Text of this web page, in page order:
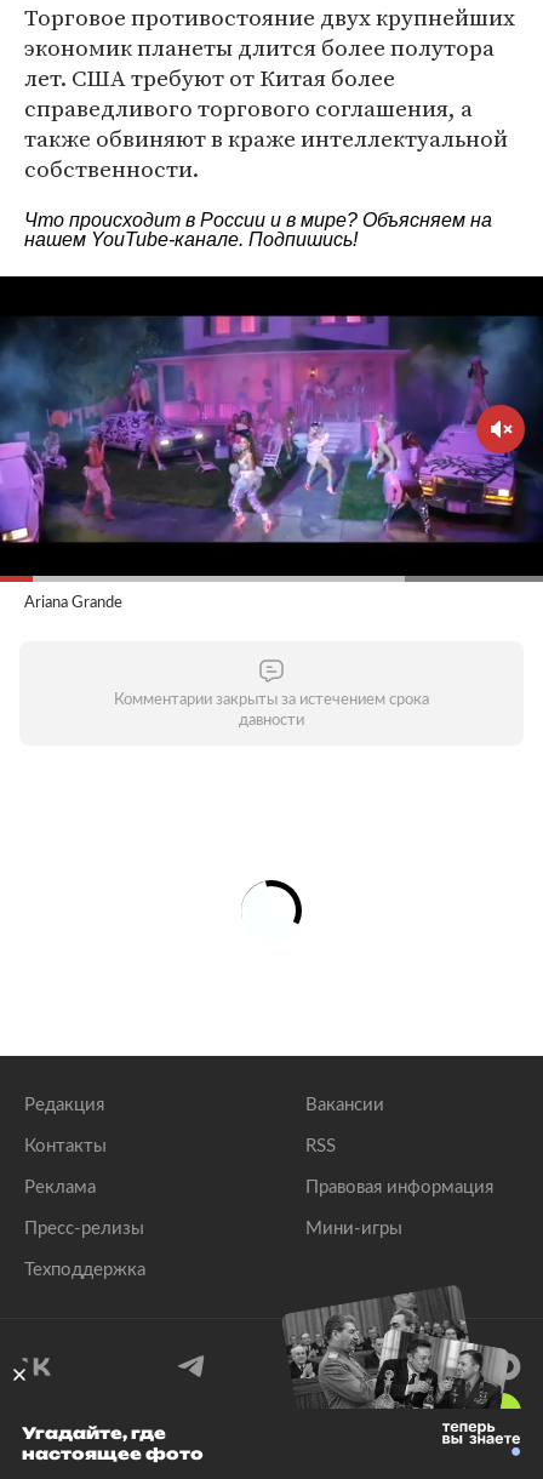
Торговое противостояние двух крупнейших
экономик планеты длится более полутора
лет. США требуют от Китая более
справедливого торгового соглашения, а
также обвиняют в краже интеллектуальной
собственности.
Что происходит в России и в мире? Объясняем на
нашем YouTube-канале. Подпишись!
Ariana Grande
Комментарии закрыты за истечением срока
давности
Редакция
Контакты
Реклама
Пресс-релизы
Техподдержка
Вакансии
RSS
Правовая информация
Мини-игры
© 1999–2026 Все права защищены.
Угадайте, где
настоящее фото